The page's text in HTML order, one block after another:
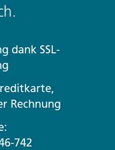
dank SSL-
Rechnung
742